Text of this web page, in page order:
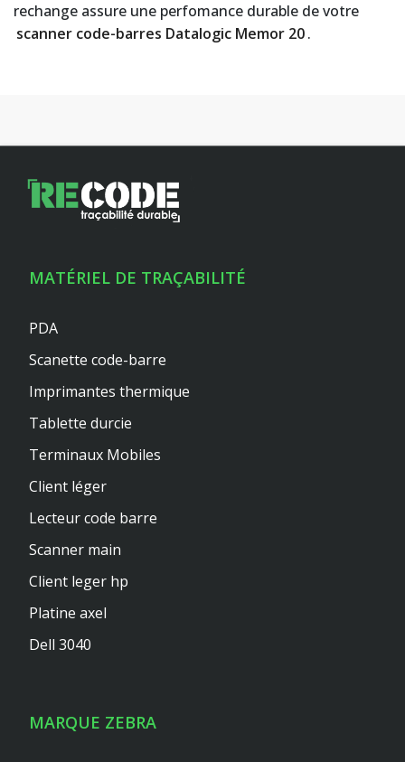
rechange assure une perfomance durable de votre
scanner code-barres Datalogic Memor 20.
MATÉRIEL DE TRAÇABILITÉ
PDA
Scanette code-barre
Imprimantes thermique
Tablette durcie
Terminaux Mobiles
Client léger
Lecteur code barre
Scanner main
Client leger hp
Platine axel
Dell 3040
MARQUE ZEBRA